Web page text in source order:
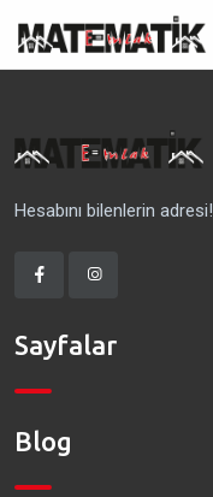
Hesabını bilenlerin adresi!
Sayfalar
Blog